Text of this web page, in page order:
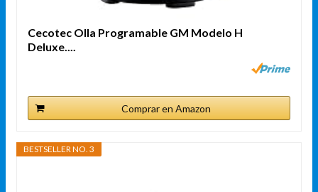
Cecotec Olla Programable GM Modelo H
Deluxe....
Comprar en Amazon
BESTSELLER NO. 3